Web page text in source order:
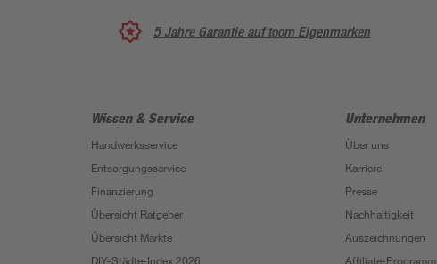
5 Jahre Garantie auf toom Eigenmarken
Wissen & Service
Handwerksservice
Entsorgungsservice
Finanzierung
Übersicht Ratgeber
Übersicht Märkte
DIY-Städte-Index 2026
Unternehmen
Über uns
Karriere
Presse
Nachhaltigkeit
Auszeichnungen
Affiliate-Programm